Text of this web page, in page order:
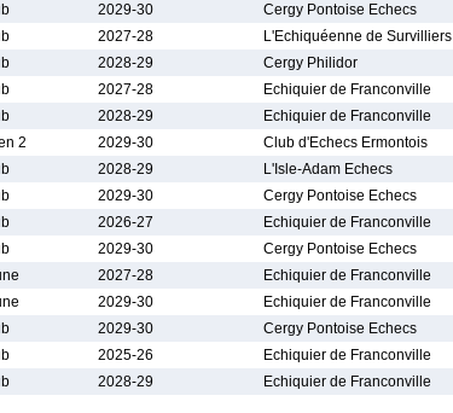
2029-30
Cergy Pontoise Echecs
2027-28
L'Echiquéenne de Survilliers
2028-29
Cergy Philidor
2027-28
Echiquier de Franconville
2028-29
Echiquier de Franconville
2 2029-30
Club d'Echecs Ermontois
2028-29
L'Isle-Adam Echecs
2029-30
Cergy Pontoise Echecs
2026-27
Echiquier de Franconville
2029-30
Cergy Pontoise Echecs
2027-28
Echiquier de Franconville
2029-30
Echiquier de Franconville
2029-30
Cergy Pontoise Echecs
2025-26
Echiquier de Franconville
2028-29 Echiquier de Franconville